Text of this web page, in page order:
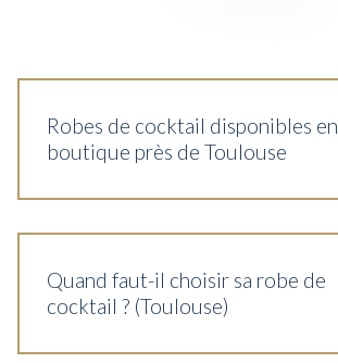
Robes de cocktail disponibles en
boutique près de Toulouse
Quand faut-il choisir sa robe de
cocktail ? (Toulouse)